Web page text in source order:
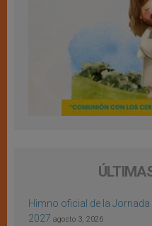
Himno oficial de la Jornada
2027 agosto 3, 2026